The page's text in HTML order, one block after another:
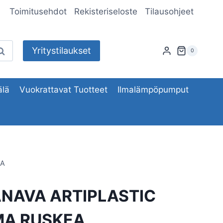
Toimitusehdot Rekisteriseloste Tilausohjeet
Yritystilaukset 0
Vuokrattavat Tuotteet Ilmalämpöpumput
ARTIPLASTIC